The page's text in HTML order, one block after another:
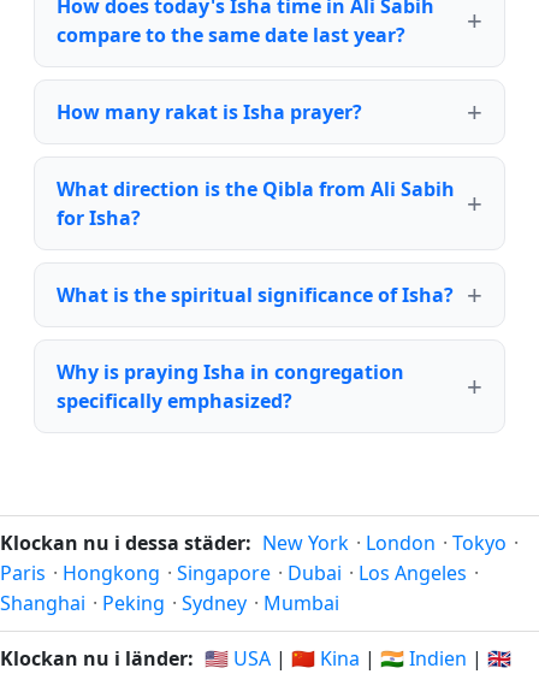
How does today's Isha time in Ali Sabih
compare to the same date last year?
How many rakat is Isha prayer?
What direction is the Qibla from Ali Sabih
for Isha?
What is the spiritual significance of Isha?
Why is praying Isha in congregation
specifically emphasized?
Klockan nu i dessa städer: New York · London · Tokyo ·
Paris · Hongkong · Singapore · Dubai · Los Angeles ·
Shanghai · Peking · Sydney · Mumbai
Klockan nu i länder: 🇺🇸 USA | 🇨🇳 Kina | 🇮🇳 Indien | 🇬🇧